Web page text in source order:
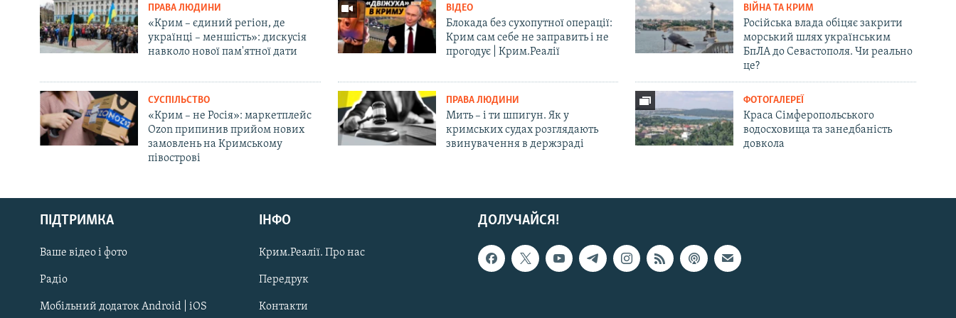
Русский
Qırımtatar
ДОЛУЧАЙСЯ!
ПРАВА ЛЮДИНИ
«Крим – єдиний регіон, де
українці – меншість»: дискусія
навколо нової пам'ятної дати
ВІДЕО
Блокада без сухопутної операції:
Крим сам себе не заправить і не
прогодує | Крим.Реалії
ВІЙНА ТА КРИМ
Російська влада обіцяє закрити
морський шлях українським
БпЛА до Севастополя. Чи реально
це?
СУСПІЛЬСТВО
«Крим – не Росія»: маркетплейс
Ozon припинив прийом нових
замовлень на Кримському
півострові
ПРАВА ЛЮДИНИ
Мить – і ти шпигун. Як у
кримських судах розглядають
звинувачення в держзраді
ФОТОГАЛЕРЕЇ
Краса Сімферопольського
водосховища та занедбаність
довкола
ДОЛУЧАЙСЯ!
ПІДТРИМКА
Ваше відео і фото
Радіо
Мобільний додаток Android | iOS
ІНФО
Крим.Реалії. Про нас
Передрук
Контакти